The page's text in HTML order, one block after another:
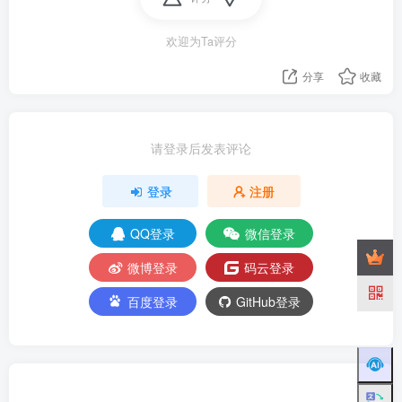
欢迎为Ta评分
分享 收藏
请登录后发表评论
登录 注册
QQ登录
微信登录
微博登录
码云登录
百度登录
GitHub登录